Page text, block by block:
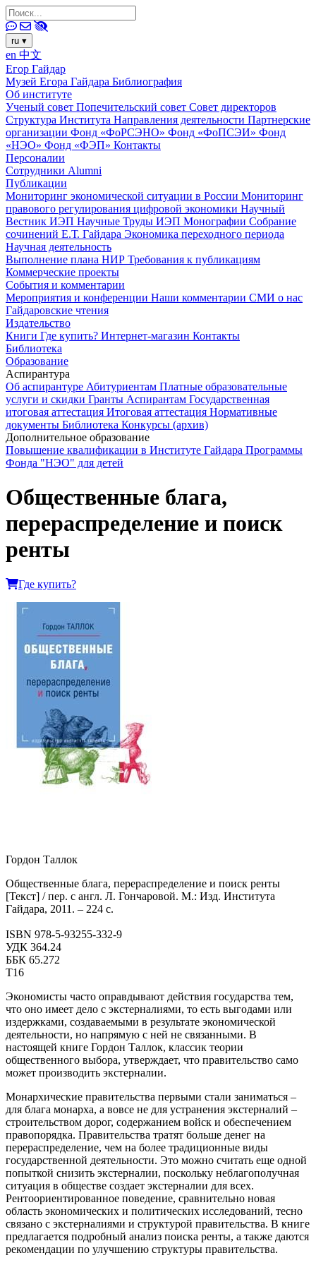
ru ▾
en 中文
Егор Гайдар
Музей Егора Гайдара Библиография
Об институте
Ученый совет Попечительский совет Совет директоров
Структура Института Направления деятельности Партнерские
организации Фонд «ФоРСЭНО» Фонд «ФоПСЭИ» Фонд
«НЭО» Фонд «ФЭП» Контакты
Персоналии
Сотрудники Alumni
Публикации
Мониторинг экономической ситуации в России Мониторинг
правового регулирования цифровой экономики Научный
Вестник ИЭП Научные Труды ИЭП Монографии Собрание
сочинений Е.Т. Гайдара Экономика переходного периода
Научная деятельность
Выполнение плана НИР Требования к публикациям
Коммерческие проекты
События и комментарии
Мероприятия и конференции Наши комментарии СМИ о нас
Гайдаровские чтения
Издательство
Книги Где купить? Интернет-магазин Контакты
Библиотека
Образование
Аспирантура
Об аспирантуре Абитуриентам Платные образовательные
услуги и скидки Гранты Аспирантам Государственная
итоговая аттестация Итоговая аттестация Нормативные
документы Библиотека Конкурсы (архив)
Дополнительное образование
Повышение квалификации в Институте Гайдара Программы
Фонда "НЭО" для детей
Общественные блага,
перераспределение и поиск
ренты
Где купить?
Гордон Таллок
Общественные блага, перераспределение и поиск ренты
[Текст] / пер. с англ. Л. Гончаровой. М.: Изд. Института
Гайдара, 2011. – 224 с.
ISBN 978-5-93255-332-9
УДК 364.24
ББК 65.272
Т16
Экономисты часто оправдывают действия государства тем,
что оно имеет дело с экстерналиями, то есть выгодами или
издержками, создаваемыми в результате экономической
деятельности, но напрямую с ней не связанными. В
настоящей книге Гордон Таллок, классик теории
общественного выбора, утверждает, что правительство само
может производить экстерналии.
Монархические правительства первыми стали заниматься –
для блага монарха, а вовсе не для устранения экстерналий –
строительством дорог, содержанием войск и обеспечением
правопорядка. Правительства тратят больше денег на
перераспределение, чем на более традиционные виды
государственной деятельности. Это можно считать еще одной
попыткой снизить экстерналии, поскольку неблагополучная
ситуация в обществе создает экстерналии для всех.
Рентоориентированное поведение, сравнительно новая
область экономических и политических исследований, тесно
связано с экстерналиями и структурой правительства. В книге
предлагается подробный анализ поиска ренты, а также даются
рекомендации по улучшению структуры правительства.